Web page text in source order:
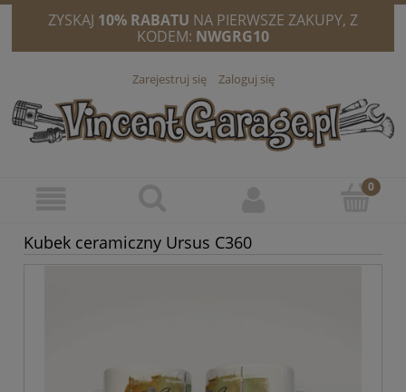
ZYSKAJ 10% RABATU NA PIERWSZE ZAKUPY, Z
KODEM: NWGRG10
Zarejestruj się Zaloguj się
Kubek ceramiczny Ursus C360